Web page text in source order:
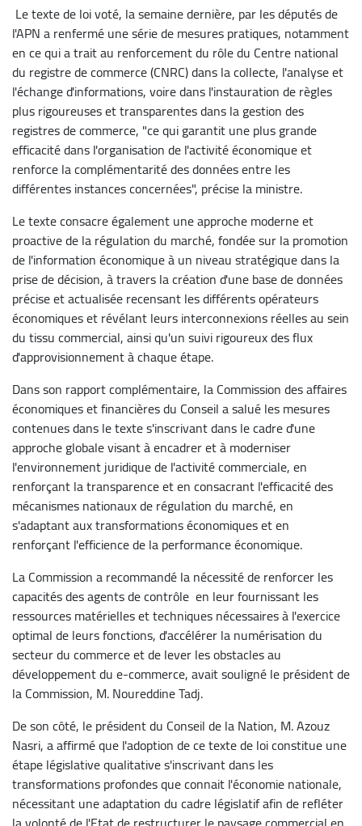
Le texte de loi voté, la semaine dernière, par les députés de
l'APN a renfermé une série de mesures pratiques, notamment
en ce qui a trait au renforcement du rôle du Centre national
du registre de commerce (CNRC) dans la collecte, l'analyse et
l'échange d'informations, voire dans l'instauration de règles
plus rigoureuses et transparentes dans la gestion des
registres de commerce, "ce qui garantit une plus grande
efficacité dans l'organisation de l'activité économique et
renforce la complémentarité des données entre les
différentes instances concernées", précise la ministre.
Le texte consacre également une approche moderne et
proactive de la régulation du marché, fondée sur la promotion
de l'information économique à un niveau stratégique dans la
prise de décision, à travers la création d'une base de données
précise et actualisée recensant les différents opérateurs
économiques et révélant leurs interconnexions réelles au sein
du tissu commercial, ainsi qu'un suivi rigoureux des flux
d'approvisionnement à chaque étape.
Dans son rapport complémentaire, la Commission des affaires
économiques et financières du Conseil a salué les mesures
contenues dans le texte s'inscrivant dans le cadre d'une
approche globale visant à encadrer et à moderniser
l'environnement juridique de l'activité commerciale, en
renforçant la transparence et en consacrant l'efficacité des
mécanismes nationaux de régulation du marché, en
s'adaptant aux transformations économiques et en
renforçant l'efficience de la performance économique.
La Commission a recommandé la nécessité de renforcer les
capacités des agents de contrôle en leur fournissant les
ressources matérielles et techniques nécessaires à l'exercice
optimal de leurs fonctions, d'accélérer la numérisation du
secteur du commerce et de lever les obstacles au
développement du e-commerce, avait souligné le président de
la Commission, M. Noureddine Tadj.
De son côté, le président du Conseil de la Nation, M. Azouz
Nasri, a affirmé que l'adoption de ce texte de loi constitue une
étape législative qualitative s'inscrivant dans les
transformations profondes que connait l'économie nationale,
nécessitant une adaptation du cadre législatif afin de refléter